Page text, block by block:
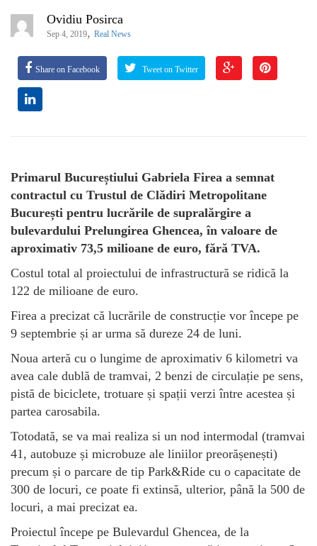
Ovidiu Posirca
Sep 4, 2019, Real News
Share on Facebook Tweet on Twitter
Primarul Bucureștiului Gabriela Firea a semnat
contractul cu Trustul de Clădiri Metropolitane
București pentru lucrările de supralărgire a
bulevardului Prelungirea Ghencea, în valoare de
aproximativ 73,5 milioane de euro, fără TVA.
Costul total al proiectului de infrastructură se ridică la
122 de milioane de euro.
Firea a precizat că lucrările de construcție vor începe pe
9 septembrie și ar urma să dureze 24 de luni.
Noua arteră cu o lungime de aproximativ 6 kilometri va
avea cale dublă de tramvai, 2 benzi de circulație pe sens,
pistă de biciclete, trotuare și spații verzi între acestea și
partea carosabila.
Totodată, se va mai realiza si un nod intermodal (tramvai
41, autobuze și microbuze ale liniilor preorășenești)
precum și o parcare de tip Park&Ride cu o capacitate de
300 de locuri, ce poate fi extinsă, ulterior, până la 500 de
locuri, a mai precizat ea.
Proiectul începe pe Bulevardul Ghencea, de la